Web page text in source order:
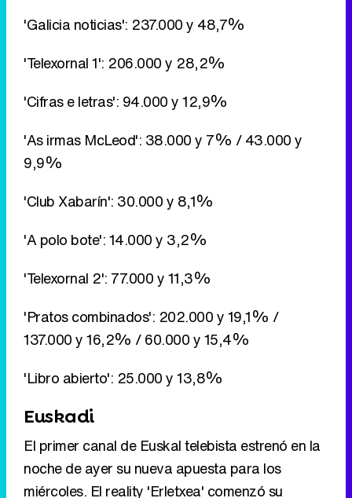
'Galicia noticias': 237.000 y 48,7%
'Telexornal 1': 206.000 y 28,2%
'Cifras e letras': 94.000 y 12,9%
'As irmas McLeod': 38.000 y 7% / 43.000 y
9,9%
'Club Xabarín': 30.000 y 8,1%
'A polo bote': 14.000 y 3,2%
'Telexornal 2': 77.000 y 11,3%
'Pratos combinados': 202.000 y 19,1% /
137.000 y 16,2% / 60.000 y 15,4%
'Libro abierto': 25.000 y 13,8%
Euskadi
El primer canal de Euskal telebista estrenó en la
noche de ayer su nueva apuesta para los
miércoles. El reality 'Erletxea' comenzó su